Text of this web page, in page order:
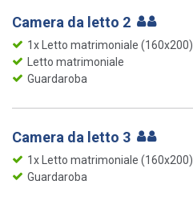
Camera da letto 2
1x Letto matrimoniale (160x200)
Letto matrimoniale
Guardaroba
Camera da letto 3
1x Letto matrimoniale (160x200)
Guardaroba